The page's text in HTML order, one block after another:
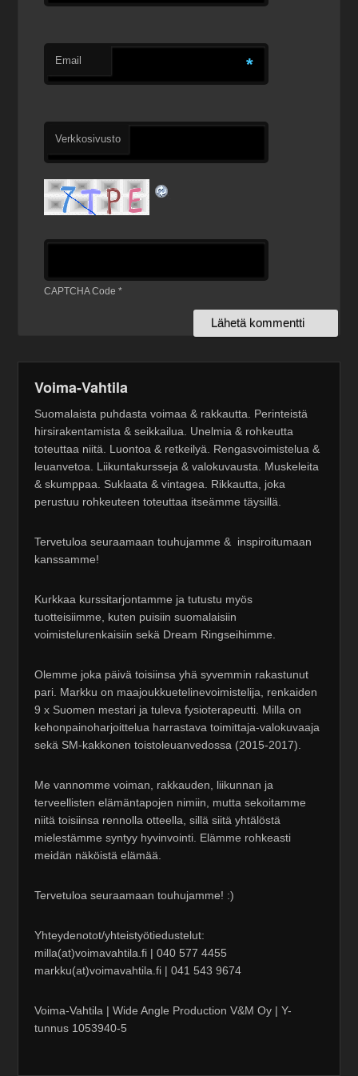
Email *
Verkkosivusto
CAPTCHA Code *
Voima-Vahtila
Suomalaista puhdasta voimaa & rakkautta. Perinteistä
hirsirakentamista & seikkailua. Unelmia & rohkeutta
toteuttaa niitä. Luontoa & retkeilyä. Rengasvoimistelua &
leuanvetoa. Liikuntakursseja & valokuvausta. Muskeleita
& skumppaa. Suklaata & vintagea. Rikkautta, joka
perustuu rohkeuteen toteuttaa itseämme täysillä.
Tervetuloa seuraamaan touhujamme & inspiroitumaan
kanssamme!
Kurkkaa kurssitarjontamme ja tutustu myös
tuotteisiimme, kuten puisiin suomalaisiin
voimistelurenkaisiin sekä Dream Ringseihimme.
Olemme joka päivä toisiinsa yhä syvemmin rakastunut
pari. Markku on maajoukkuetelinevoimistelija, renkaiden
9 x Suomen mestari ja tuleva fysioterapeutti. Milla on
kehonpainoharjoittelua harrastava toimittaja-valokuvaaja
sekä SM-kakkonen toistoleuanvedossa (2015-2017).
Me vannomme voiman, rakkauden, liikunnan ja
terveellisten elämäntapojen nimiin, mutta sekoitamme
niitä toisiinsa rennolla otteella, sillä siitä yhtälöstä
mielestämme syntyy hyvinvointi. Elämme rohkeasti
meidän näköistä elämää.
Tervetuloa seuraamaan touhujamme! :)
Yhteydenotot/yhteistyötiedustelut:
milla(at)voimavahtila.fi | 040 577 4455
markku(at)voimavahtila.fi | 041 543 9674
Voima-Vahtila | Wide Angle Production V&M Oy | Y-
tunnus 1053940-5